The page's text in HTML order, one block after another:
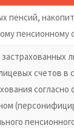
пенсий,
пенсионному
счетов в